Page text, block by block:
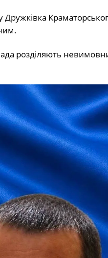
розділяють